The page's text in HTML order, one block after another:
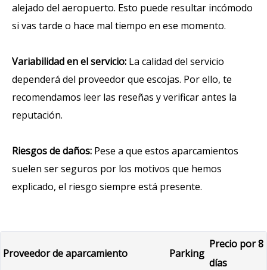
alejado del aeropuerto. Esto puede resultar incómodo
si vas tarde o hace mal tiempo en ese momento.
Variabilidad en el servicio: La calidad del servicio
dependerá del proveedor que escojas. Por ello, te
recomendamos leer las reseñas y verificar antes la
reputación.
Riesgos de daños: Pese a que estos aparcamientos
suelen ser seguros por los motivos que hemos
explicado, el riesgo siempre está presente.
Proveedor de aparcamiento Parking
Precio por 8
días